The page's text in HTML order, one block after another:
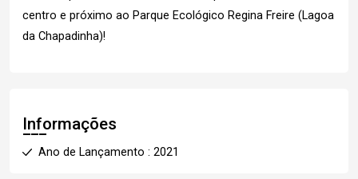
centro e próximo ao Parque Ecológico Regina Freire (Lagoa
da Chapadinha)!
Informações
Ano de Lançamento : 2021